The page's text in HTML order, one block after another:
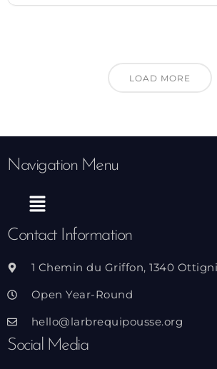
LOAD MORE
Navigation Menu
Menu
Contact Information
1 Chemin du Griffon, 1340
Open Year-Round
hello@larbrequipousse.org
Social Media